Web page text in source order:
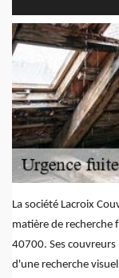
La société Lacroix
matière de
40700. Ses
d'une recherche